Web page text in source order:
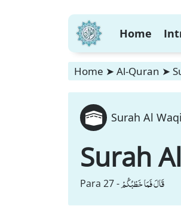
Home
Home ➤ Al-Quran ➤
Surah Al
Surah
Para 27 -قَالَ فَمَا خَطْبُكُمْ